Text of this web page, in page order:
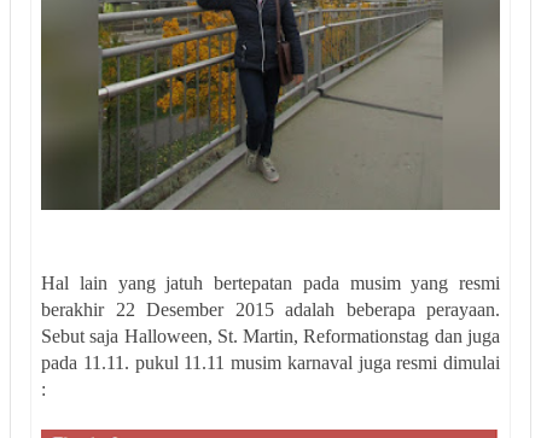
Hal lain yang jatuh bertepatan pada musim yang resmi
berakhir 22 Desember 2015 adalah beberapa perayaan.
Sebut saja Halloween, St. Martin, Reformationstag dan juga
pada 11.11. pukul 11.11 musim karnaval juga resmi dimulai
: